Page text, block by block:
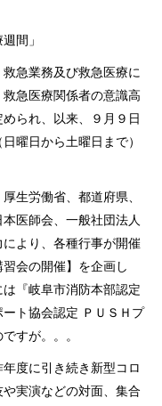
間」
急業務及び救急医療に
急医療関係者の意識高
られ、以来、９月９日
曜日から土曜日まで）
生労働省、都道府県、
医師会、一般社団法人
より、各種行事が開催
会の開催】を企画し
『岐阜市消防本部認定
ト協会認定 ＰＵＳＨプ
すが。。。
度に引き続き新型コロ
実演などの対面、集合